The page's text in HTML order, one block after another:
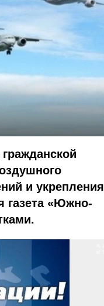
и укрепления
газета «Южно-